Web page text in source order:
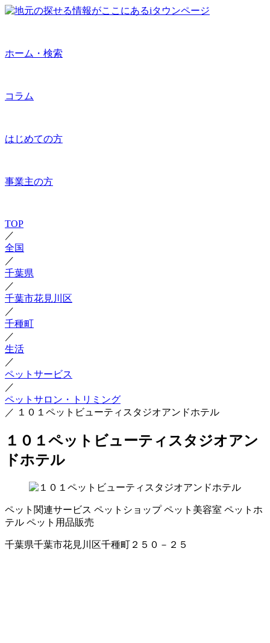
ホーム・検索
コラム
はじめての方
事業主の方
TOP
／
全国
／
千葉県
／
千葉市花見川区
／
千種町
／
生活
／
ペットサービス
／
ペットサロン・トリミング
／ １０１ペットビューティスタジオアンドホテル
１０１ペットビューティスタジオアン
ドホテル
ペット関連サービス ペットショップ ペット美容室 ペットホ
テル ペット用品販売
千葉県千葉市花見川区千種町２５０－２５